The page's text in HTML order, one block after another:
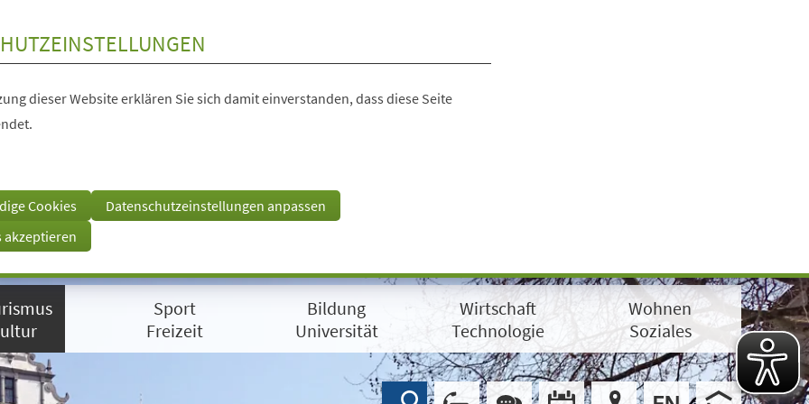
dieser Website erklären Sie sich damit einverstanden, dass diese Seite
Cookies
Datenschutzeinstellungen anpassen
akzeptieren
Sport
Freizeit
Bildung
Universität
Wirtschaft
Technologie
Wohnen
Soziales